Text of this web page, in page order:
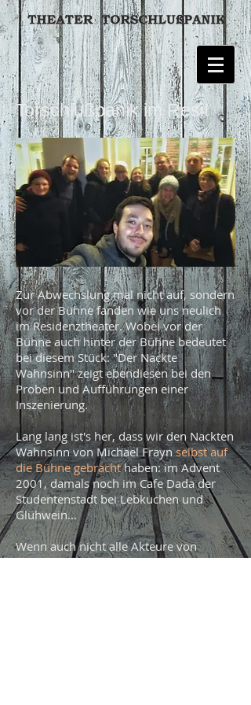
Torschlußpanik im Resi!
Zur Abwechslung mal nicht auf, sondern
vor der Bühne fanden wie uns neulich
im Residenztheater. Wobei vor der
Bühne auch hinter der Bühne bedeutet
bei diesem Stück: "Der Nackte
Wahnsinn" zeigt ebendiesen bei den
Proben und Aufführungen einer
Inszenierung.
Lang lang ist's her, dass wir den Nackten
Wahnsinn von Michael Fraynselbst auf
die Bühne gebracht haben: im Advent
2001, damals noch im Cafe Dada der
Studentenstadt bei Lebkuchen und
Glühwein...
Wenn auch nicht alle Akteure von
damals dabei sein konnten, wir haben